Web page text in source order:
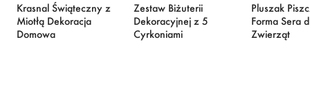
Krasnal Świąteczny z
Miotłą Dekoracja
Domowa
Zestaw Biżuterii
Dekoracyjnej z 5
Cyrkoniami
Pluszak
Forma Sera
Zwierząt